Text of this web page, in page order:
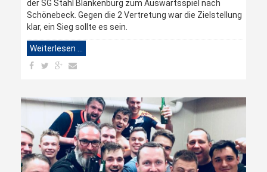
der SG Stahl Blankenburg zum Auswärtsspiel nach
Schönebeck. Gegen die 2 Vertretung war die Zielstellung
klar, ein Sieg sollte es sein.
Weiterlesen …